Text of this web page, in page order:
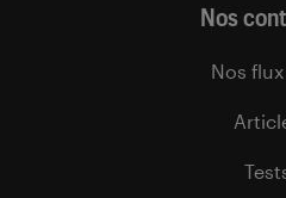
Nos
Nos flux